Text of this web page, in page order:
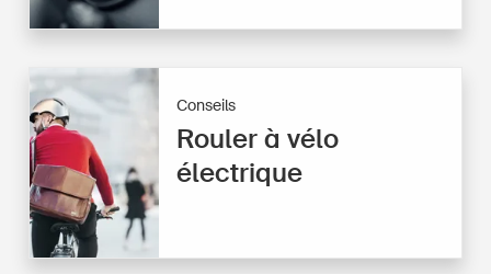
Conseils
Rouler à vélo
électrique